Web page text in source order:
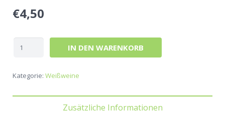
€4,50
IN DEN WARENKORB
Kategorie: Weißweine
Zusätzliche Informationen